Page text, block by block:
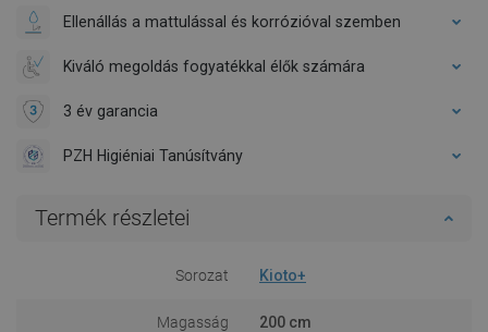
Ellenállás a mattulással és korrózióval szemben
Kiváló megoldás fogyatékkal élők számára
3 év garancia
PZH Higiéniai Tanúsítvány
Termék részletei
Sorozat Kioto+
Magasság 200 cm